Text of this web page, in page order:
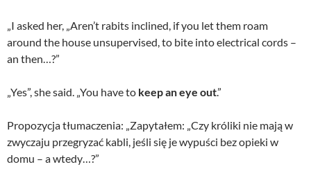
„I asked her, „Aren’t rabits inclined, if you let them roam
around the house unsupervised, to bite into electrical cords –
an then…?”
„Yes”, she said. „You have to keep an eye out.”
Propozycja tłumaczenia: „Zapytałem: „Czy króliki nie mają w
zwyczaju przegryzać kabli, jeśli się je wypuści bez opieki w
domu – a wtedy…?”